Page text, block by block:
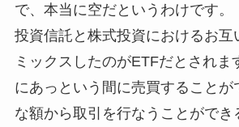
で、本当に空だというわけです。
投資信託と株式投資におけるお互
ミックスしたのがETFだとされま
にあっという間に売買することが
な額から取引を行なうことができ